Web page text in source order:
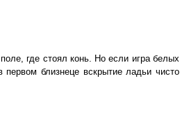
где стоял конь. Но если игра белых
близнеце вскрытие ладьи чисто